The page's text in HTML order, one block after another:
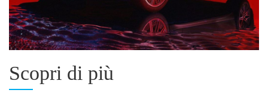
Scopri di più